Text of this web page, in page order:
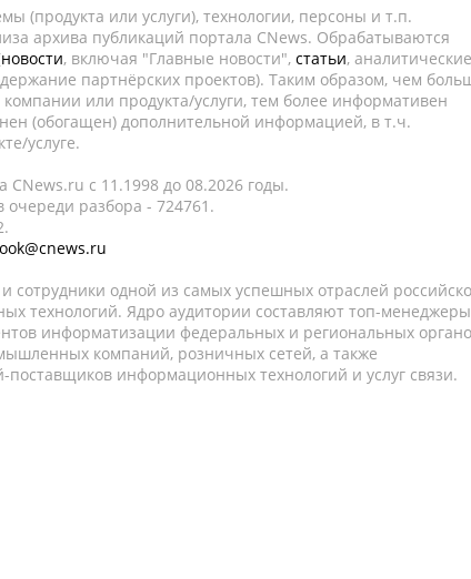
(продукта или услуги), технологии, персоны и т.п.
архива публикаций портала CNews. Обрабатываются
новости, включая "Главные новости", статьи, аналитические
партнёрских проектов). Таким образом, чем
или продукта/услуги, тем более информативен
(обогащен) дополнительной информацией, в т.ч.
услуге.
c 11.1998 до 08.2026 годы.
разбора - 724761.
сотрудники одной из самых успешных отраслей
технологий. Ядро аудитории составляют топ-
информатизации федеральных и региональных
компаний, розничных сетей, а также
поставщиков информационных технологий и услуг связи.